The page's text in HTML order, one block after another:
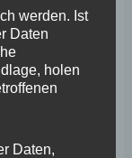
werden die
die Stadt, die
berichtet
auch hier in
Wirkung
werden. Ist
Daten
holen
Daten,